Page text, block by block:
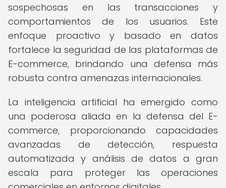
sospechosas en las transacciones y
comportamientos de los usuarios. Este
enfoque proactivo y basado en datos
fortalece la seguridad de las plataformas de
E-commerce, brindando una defensa más
robusta contra amenazas internacionales.
La inteligencia artificial ha emergido como
una poderosa aliada en la defensa del E-
commerce, proporcionando capacidades
avanzadas de detección, respuesta
automatizada y análisis de datos a gran
escala para proteger las operaciones